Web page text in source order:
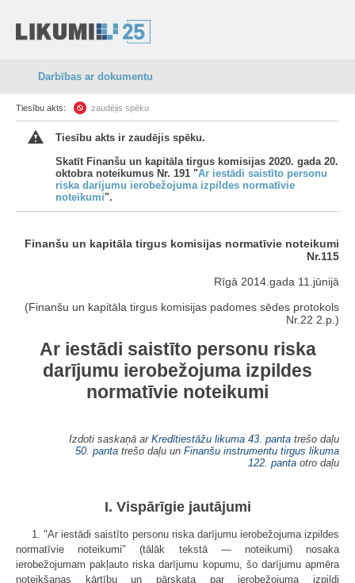
Darbības ar dokumentu
Tiesību akts: zaudējis spēku
Tiesību akts ir zaudējis spēku.
Skatīt Finanšu un kapitāla tirgus komisijas 2020. gada 20.
oktobra noteikumus Nr. 191 "Ar iestādi saistīto personu
riska darījumu ierobežojuma izpildes normatīvie
noteikumi".
Finanšu un kapitāla tirgus komisijas normatīvie noteikumi
Nr.115
Rīgā 2014.gada 11.jūnijā
(Finanšu un kapitāla tirgus komisijas padomes sēdes protokols
Nr.22 2.p.)
Ar iestādi saistīto personu riska
darījumu ierobežojuma izpildes
normatīvie noteikumi
Izdoti saskaņā ar Kredītiestāžu likuma 43. panta trešo daļu
50. panta trešo daļu un Finanšu instrumentu tirgus likuma
122. panta otro daļu
I. Vispārīgie jautājumi
1. "Ar iestādi saistīto personu riska darījumu ierobežojuma izpildes
normatīvie noteikumi" (tālāk tekstā — noteikumi) nosaka
ierobežojumam pakļauto riska darījumu kopumu, šo darījumu apmēra
noteikšanas kārtību un pārskata par ierobežojuma izpildi